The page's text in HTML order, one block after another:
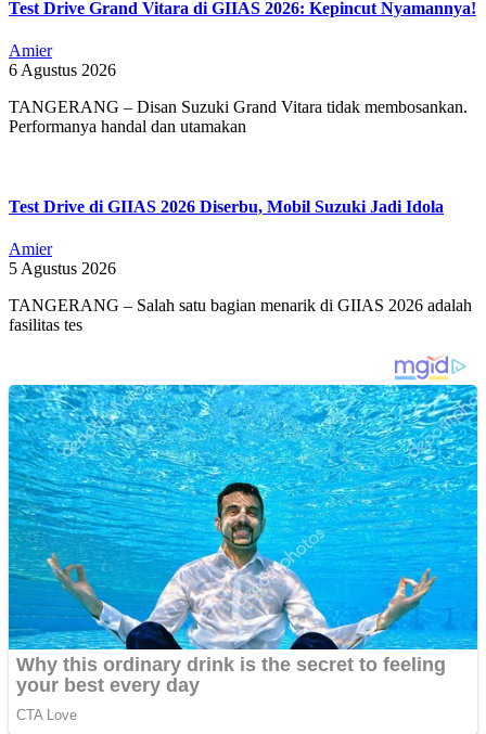
Test Drive Grand Vitara di GIIAS 2026: Kepincut Nyamannya!
Amier
6 Agustus 2026
TANGERANG – Disan Suzuki Grand Vitara tidak membosankan.
Performanya handal dan utamakan
Test Drive di GIIAS 2026 Diserbu, Mobil Suzuki Jadi Idola
Amier
5 Agustus 2026
TANGERANG – Salah satu bagian menarik di GIIAS 2026 adalah
fasilitas tes